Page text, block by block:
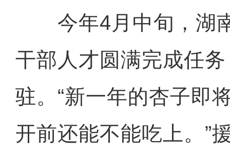
今年4月中旬，湖
干部人才圆满完成任
驻。“新一年的杏子即
开前还能不能吃上。”